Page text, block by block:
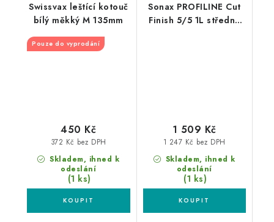
Swissvax leštící kotouč
bílý měkký M 135mm
Pouze do vyprodání
Skladem, ihned k
odeslání
(1 ks)
372 Kč bez DPH
450 Kč
Sonax PROFILINE Cut
Finish 5/5 1L středně
Skladem, ihned k
odeslání
(1 ks)
1 247 Kč bez DPH
1 509 Kč